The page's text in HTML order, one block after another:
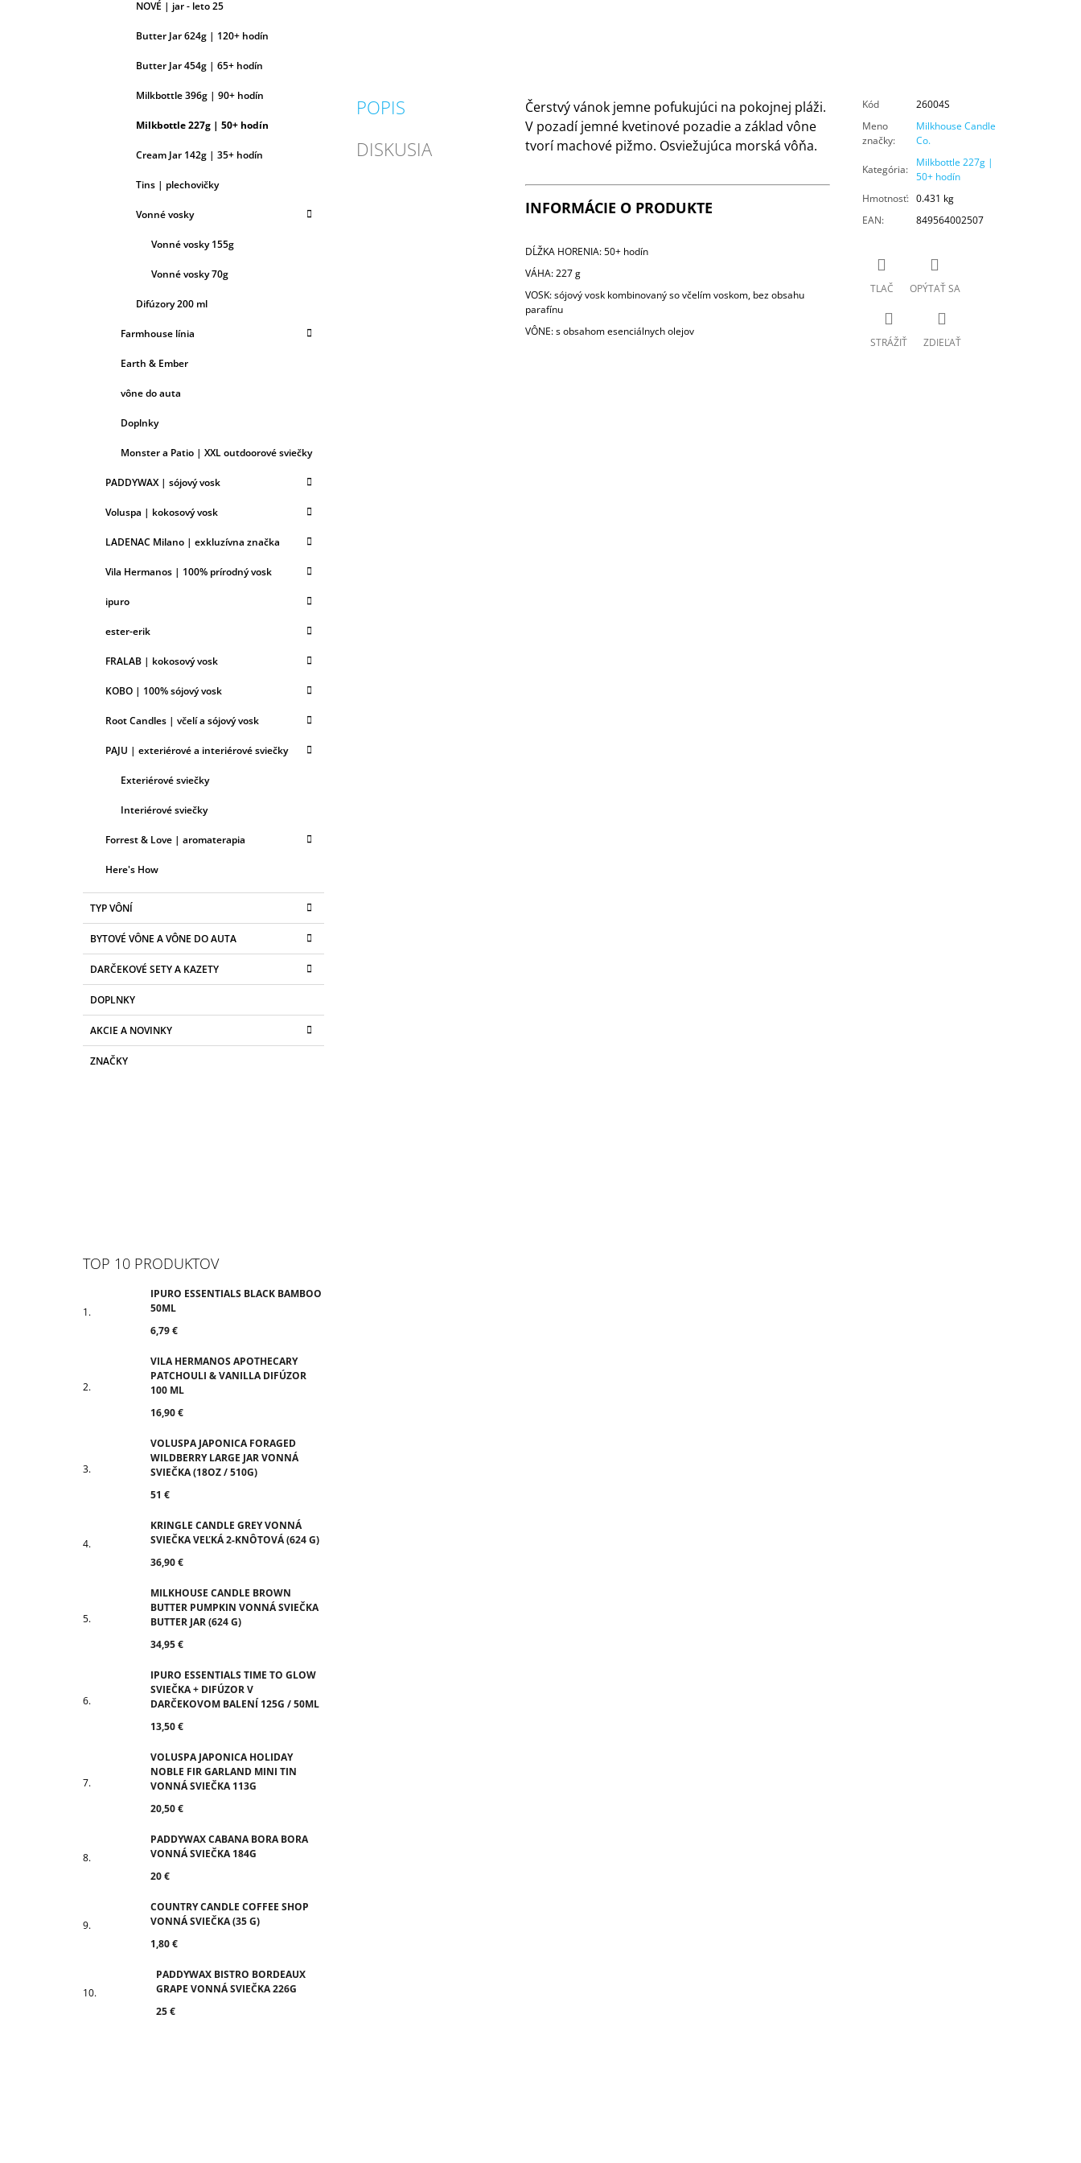
NOVÉ | jar - leto 25
Butter Jar 624g | 120+ hodín
Butter Jar 454g | 65+ hodín
Milkbottle 396g | 90+ hodín
Milkbottle 227g | 50+ hodín
Cream Jar 142g | 35+ hodín
Tins | plechovičky
Vonné vosky
Vonné vosky 155g
Vonné vosky 70g
Difúzory 200 ml
Farmhouse línia
Earth & Ember
vône do auta
Doplnky
Monster a Patio | XXL outdoorové sviečky
PADDYWAX | sójový vosk
Voluspa | kokosový vosk
LADENAC Milano | exkluzívna značka
Vila Hermanos | 100% prírodný vosk
ipuro
ester-erik
FRALAB | kokosový vosk
KOBO | 100% sójový vosk
Root Candles | včelí a sójový vosk
PAJU | exteriérové a interiérové sviečky
Exteriérové sviečky
Interiérové sviečky
Forrest & Love | aromaterapia
Here's How
TYP VÔNÍ
BYTOVÉ VÔNE A VÔNE DO AUTA
DARČEKOVÉ SETY A KAZETY
DOPLNKY
AKCIE A NOVINKY
ZNAČKY
TOP 10 PRODUKTOV
IPURO ESSENTIALS BLACK BAMBOO
50ML
6,79 €
VILA HERMANOS APOTHECARY
PATCHOULI & VANILLA DIFÚZOR
100 ML
16,90 €
VOLUSPA JAPONICA FORAGED
WILDBERRY LARGE JAR VONNÁ
SVIEČKA (18OZ / 510G)
51 €
KRINGLE CANDLE GREY VONNÁ
SVIEČKA VEĽKÁ 2-KNÔTOVÁ (624 G)
36,90 €
MILKHOUSE CANDLE BROWN
BUTTER PUMPKIN VONNÁ SVIEČKA
BUTTER JAR (624 G)
34,95 €
IPURO ESSENTIALS TIME TO GLOW
SVIEČKA + DIFÚZOR V
DARČEKOVOM BALENÍ 125G / 50ML
13,50 €
VOLUSPA JAPONICA HOLIDAY
NOBLE FIR GARLAND MINI TIN
VONNÁ SVIEČKA 113G
20,50 €
PADDYWAX CABANA BORA BORA
VONNÁ SVIEČKA 184G
20 €
COUNTRY CANDLE COFFEE SHOP
VONNÁ SVIEČKA (35 G)
1,80 €
PADDYWAX BISTRO BORDEAUX
GRAPE VONNÁ SVIEČKA 226G
25 €
POPIS
DISKUSIA
Čerstvý vánok jemne pofukujúci na pokojnej pláži.
V pozadí jemné kvetinové pozadie a základ vône
tvorí machové pižmo. Osviežujúca morská vôňa.
INFORMÁCIE O PRODUKTE
DĹŽKA HORENIA: 50+ hodín
VÁHA: 227 g
VOSK: sójový vosk kombinovaný so včelím voskom, bez obsahu
parafínu
VÔNE: s obsahom esenciálnych olejov
Kód
26004S
Meno
značky:
Milkhouse Candle
Co.
Kategória:
Milkbottle 227g |
50+ hodín
Hmotnosť: 0.431 kg
EAN: 849564002507
TLAČ OPÝTAŤ SA
STRÁŽIŤ ZDIEĽAŤ